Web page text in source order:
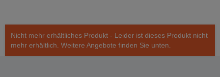
Nicht mehr erhältliches Produkt - Leider ist dieses Produkt nicht
mehr erhältlich. Weitere Angebote finden Sie unten.